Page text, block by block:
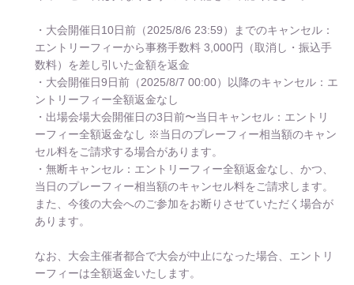
・大会開催日10日前（2025/8/6 23:59）までのキャンセル：
エントリーフィーから事務手数料 3,000円（取消し・振込手
数料）を差し引いた金額を返金
・大会開催日9日前（2025/8/7 00:00）以降のキャンセル：エ
ントリーフィー全額返金なし
・出場会場大会開催日の3日前〜当日キャンセル：エントリ
ーフィー全額返金なし ※当日のプレーフィー相当額のキャン
セル料をご請求する場合があります。
・無断キャンセル：エントリーフィー全額返金なし、かつ、
当日のプレーフィー相当額のキャンセル料をご請求します。
また、今後の大会へのご参加をお断りさせていただく場合が
あります。
なお、大会主催者都合で大会が中止になった場合、エントリ
ーフィーは全額返金いたします。